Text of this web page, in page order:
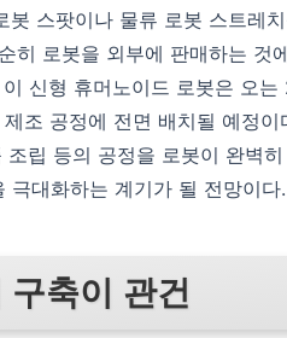
스팟이나 물류 로봇 스트레
히 로봇을 외부에 판매하는 것
신형 휴머노이드 로봇은 오
조 공정에 전면 배치될 예정이
립 등의 공정을 로봇이 완벽
극대화하는 계기가 될 전망이다.
축이 관건